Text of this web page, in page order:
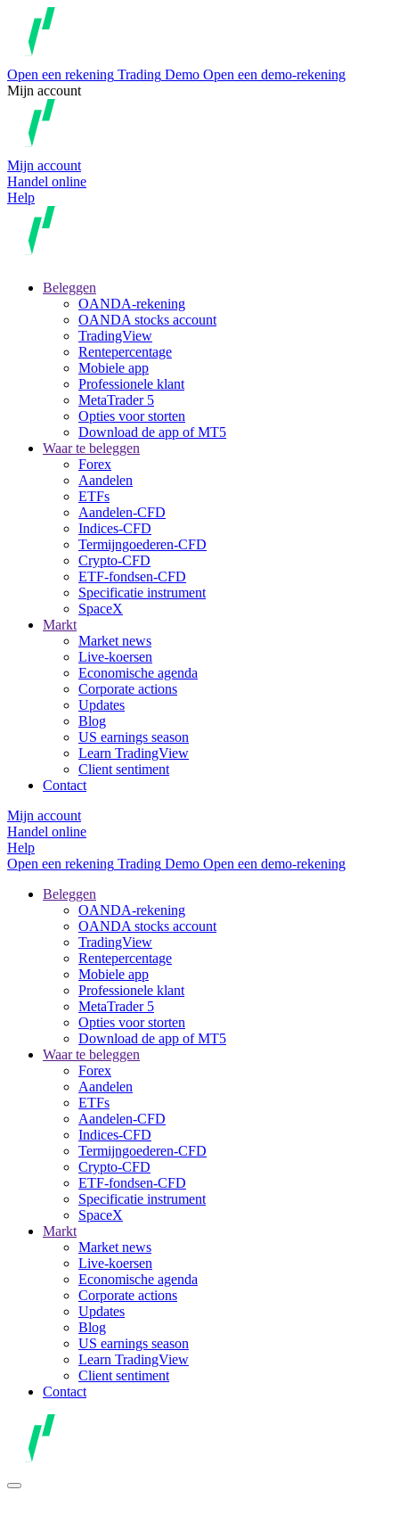
Open een rekening Trading Demo Open een demo-rekening
Mijn account
Mijn account
Handel online
Help
Beleggen
OANDA-rekening
OANDA stocks account
TradingView
Rentepercentage
Mobiele app
Professionele klant
MetaTrader 5
Opties voor storten
Download de app of MT5
Waar te beleggen
Forex
Aandelen
ETFs
Aandelen-CFD
Indices-CFD
Termijngoederen-CFD
Crypto-CFD
ETF-fondsen-CFD
Specificatie instrument
SpaceX
Markt
Market news
Live-koersen
Economische agenda
Corporate actions
Updates
Blog
US earnings season
Learn TradingView
Client sentiment
Contact
Mijn account
Handel online
Help
Open een rekening Trading Demo Open een demo-rekening
Beleggen
OANDA-rekening
OANDA stocks account
TradingView
Rentepercentage
Mobiele app
Professionele klant
MetaTrader 5
Opties voor storten
Download de app of MT5
Waar te beleggen
Forex
Aandelen
ETFs
Aandelen-CFD
Indices-CFD
Termijngoederen-CFD
Crypto-CFD
ETF-fondsen-CFD
Specificatie instrument
SpaceX
Markt
Market news
Live-koersen
Economische agenda
Corporate actions
Updates
Blog
US earnings season
Learn TradingView
Client sentiment
Contact